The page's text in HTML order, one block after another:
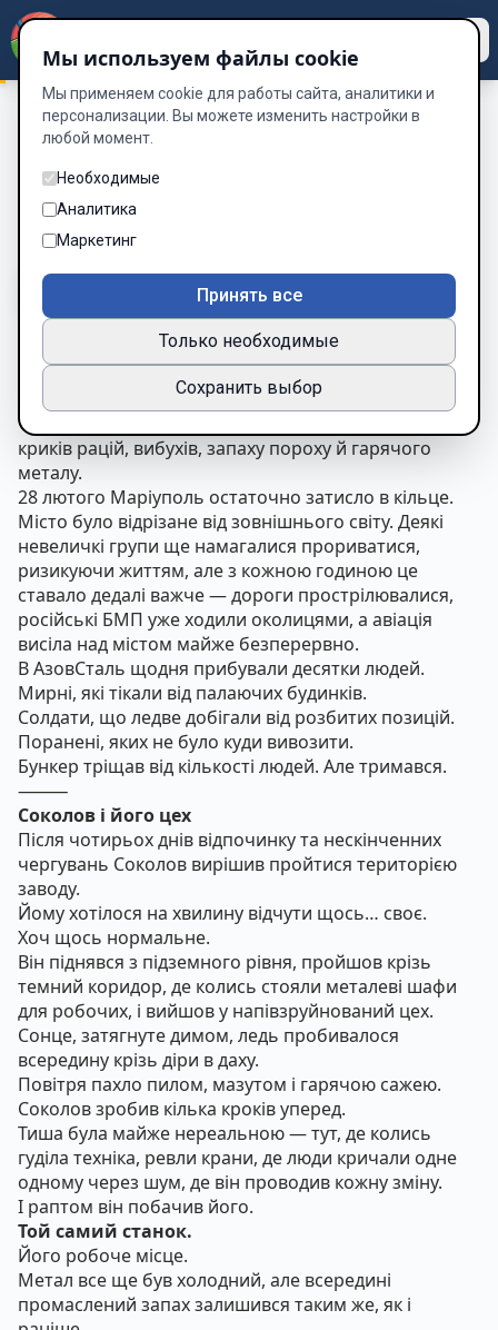
Історія Двох Солдат
Глава 4. Оборона Маріуполя
Глава 4 из 60
Шрифт
Глава 4. Оборона Маріуполя
Минуло чотири доби.
Чотири дні безперервних боїв, обстрілів, втрат,
криків рацій, вибухів, запаху пороху й гарячого
металу.
28 лютого Маріуполь остаточно затисло в кільце.
Місто було відрізане від зовнішнього світу. Деякі
невеличкі групи ще намагалися прориватися,
ризикуючи життям, але з кожною годиною це
ставало дедалі важче — дороги прострілювалися,
російські БМП уже ходили околицями, а авіація
висіла над містом майже безперервно.
В АзовСталь щодня прибували десятки людей.
Мирні, які тікали від палаючих будинків.
Солдати, що ледве добігали від розбитих позицій.
Поранені, яких не було куди вивозити.
Бункер тріщав від кількості людей. Але тримався.
⸻
Соколов і його цех
Після чотирьох днів відпочинку та нескінченних
чергувань Соколов вирішив пройтися територією
заводу.
Йому хотілося на хвилину відчути щось… своє.
Хоч щось нормальне.
Він піднявся з підземного рівня, пройшов крізь
темний коридор, де колись стояли металеві шафи
для робочих, і вийшов у напівзруйнований цех.
Сонце, затягнуте димом, ледь пробивалося
всередину крізь діри в даху.
Повітря пахло пилом, мазутом і гарячою сажею.
Соколов зробив кілька кроків уперед.
Тиша була майже нереальною — тут, де колись
гуділа техніка, ревли крани, де люди кричали одне
одному через шум, де він проводив кожну зміну.
І раптом він побачив його.
Той самий станок.
Його робоче місце.
Метал все ще був холодний, але всередині
промаслений запах залишився таким же, як і
Мы используем файлы cookie
Мы применяем cookie для работы сайта, аналитики и
персонализации. Вы можете изменить настройки в
любой момент.
Необходимые
Аналитика
Маркетинг
Принять все
Только необходимые
Сохранить выбор